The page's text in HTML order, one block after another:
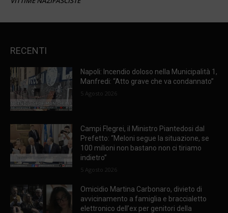
RECENTI
Napoli: Incendio doloso nella Municipalità 1,
Manfredi: “Atto grave che va condannato”
5 Agosto 2026
Campi Flegrei, il Ministro Piantedosi dal
Prefetto: “Meloni segue la situazione, se
100 milioni non bastano non ci tiriamo
indietro”
5 Agosto 2026
Omicidio Martina Carbonaro, divieto di
avvicinamento a famiglia e braccialetto
elettronico dell’ex per genitori della